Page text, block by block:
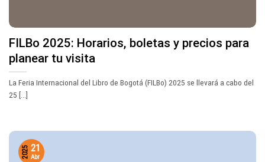
FILBo 2025: Horarios, boletas y precios para
planear tu visita
La Feria Internacional del Libro de Bogotá (FILBo) 2025 se llevará a cabo del
25 [...]
21
Abr
2025